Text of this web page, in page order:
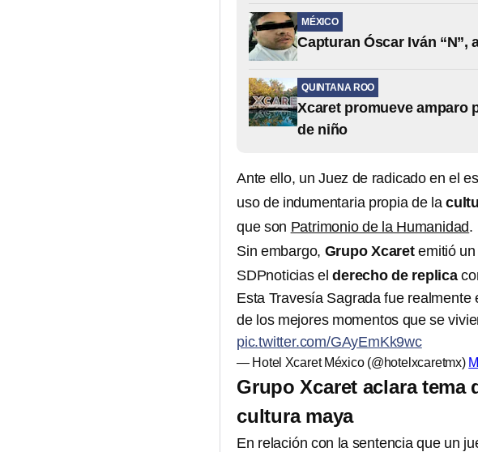
MÉXICO
Capturan Óscar Iván “N”,
QUINTANA ROO
Xcaret promueve amparo
de niño
Ante ello, un Juez de radicado en el
uso de indumentaria propia de la
que son Patrimonio de la Humanidad.
Sin embargo, Grupo Xcaretemitió un
SDPnoticias elderecho de replica
Esta Travesía Sagrada fue
de los mejores momentos que se
pic.twitter.com/GAyEmKk9wc
— Hotel Xcaret México (@hotelxcaretmx)
Grupo Xcaret aclara tema
cultura maya
En relación con la sentencia que un